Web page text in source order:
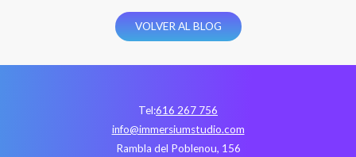
VOLVER AL BLOG
Tel:616 267 756
info@immersiumstudio.com
Rambla del Poblenou, 156